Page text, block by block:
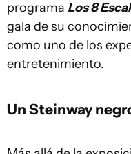
programa Los 8
gala de su
como uno de los
entretenimiento.
Un Steinway